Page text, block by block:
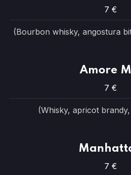
7 €
(Bourbon whisky, angostura
Amore
7 €
(Whisky, apricot
7 €